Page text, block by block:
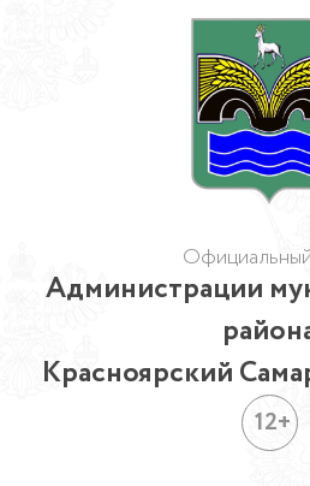
Администрации
Красноярский
12+